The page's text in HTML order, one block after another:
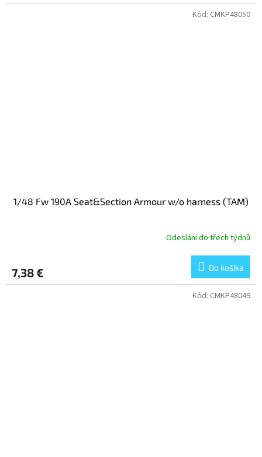
1/48 Fw 190A Seat&Section Armour w/o harness (TAM)
Odeslání do třech týdnů
7,38 € Do košíka
Kód: CMKP48050
Kód: CMKP48049